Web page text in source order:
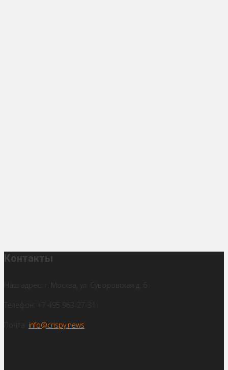
Контакты
Наш адрес: г. Москва, ул. Суворовская д. 6
Телефон: +7 495 963-27-31
Почта: info@crispy.news